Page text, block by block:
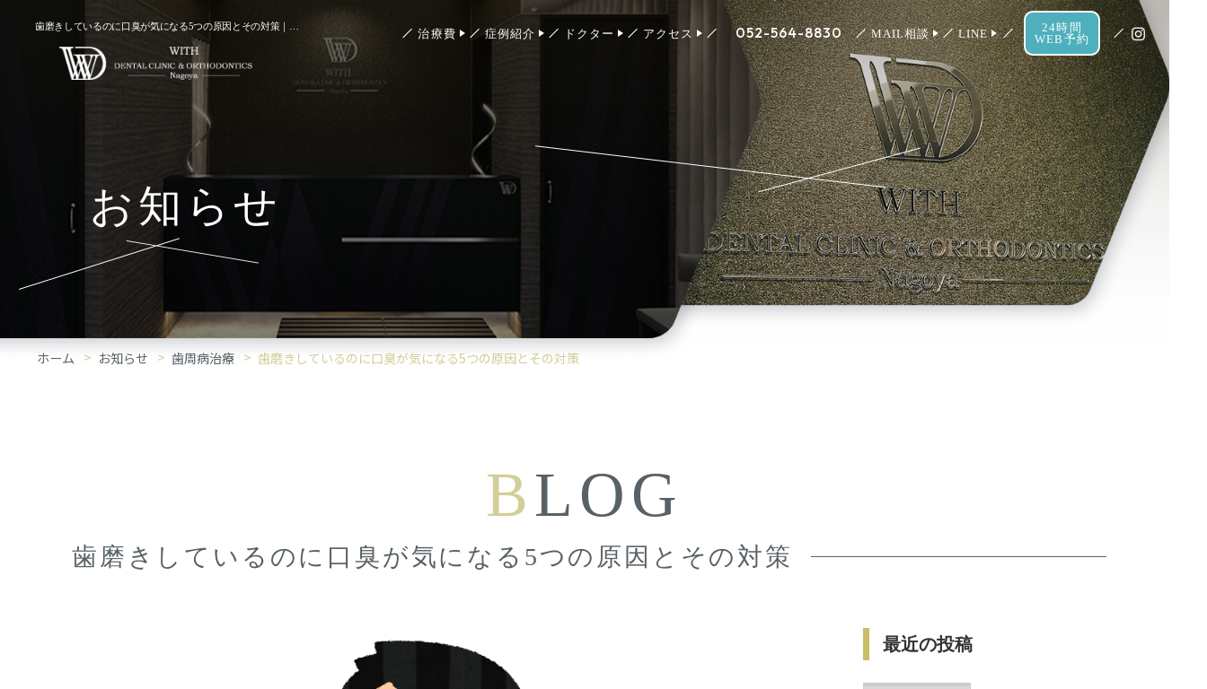
治療費 症例紹介 ドクター アクセス 052-564-8830 MAIL相談 LINE
24時間
WEB予約
お知らせ
ホーム お知らせ 歯周病治療 歯磨きしているのに口臭が気になる5つの原因とその対策
BLOG
歯磨きしているのに口臭が気になる5つの原因とその対策
最近の投稿